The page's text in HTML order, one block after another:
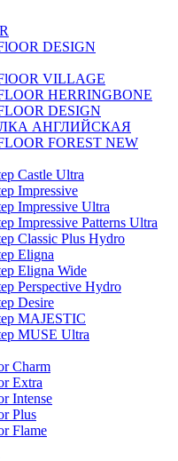
DESIGN
VILLAGE
HERRINGBONE
DESIGN
АНГЛИЙСКАЯ
FOREST NEW
Castle Ultra
Impressive
Impressive Ultra
Impressive Patterns Ultra
Classic Plus Hydro
Eligna
Eligna Wide
Perspective Hydro
Desire
MAJESTIC
MUSE Ultra
Charm
Extra
Intense
Plus
Flame